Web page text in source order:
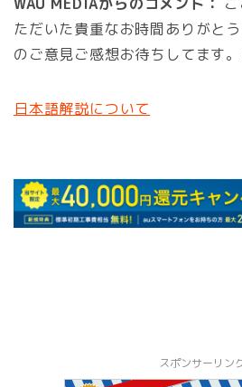
ただいた貴重なお時間ありがと
のご意見ご感想お待ちしてます
日本語解説について
スポンサーリン